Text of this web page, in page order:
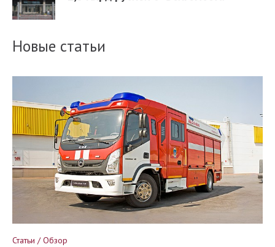
Новые статьи
Статьи / Обзор